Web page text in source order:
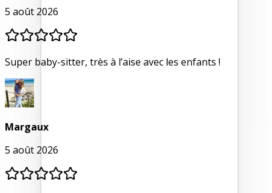
5 août 2026
Super baby-sitter, très à l’aise avec les enfants !
Margaux
5 août 2026